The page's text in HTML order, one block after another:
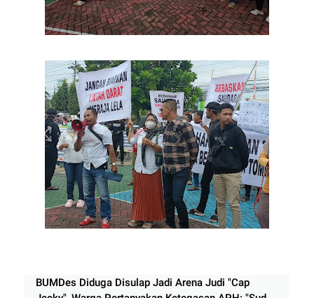
BUMDes Diduga Disulap Jadi Arena Judi "Cap